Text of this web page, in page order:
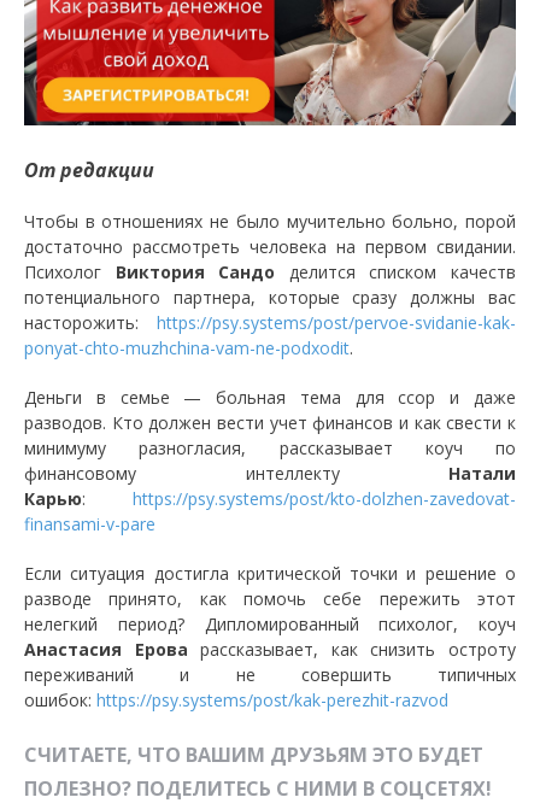
От редакции
Чтобы в отношениях не было мучительно больно, порой
достаточно рассмотреть человека на первом свидании.
Психолог Виктория Сандо делится списком качеств
потенциального партнера, которые сразу должны вас
насторожить: https://psy.systems/post/pervoe-svidanie-kak-
ponyat-chto-muzhchina-vam-ne-podxodit.
Деньги в семье — больная тема для ссор и даже
разводов. Кто должен вести учет финансов и как свести к
минимуму разногласия, рассказывает коуч по
финансовому интеллекту Натали
Карью: https://psy.systems/post/kto-dolzhen-zavedovat-
finansami-v-pare
Если ситуация достигла критической точки и решение о
разводе принято, как помочь себе пережить этот
нелегкий период? Дипломированный психолог, коуч
Анастасия Ерова рассказывает, как снизить остроту
переживаний и не совершить типичных
ошибок: https://psy.systems/post/kak-perezhit-razvod
СЧИТАЕТЕ, ЧТО ВАШИМ ДРУЗЬЯМ ЭТО БУДЕТ
ПОЛЕЗНО? ПОДЕЛИТЕСЬ С НИМИ В СОЦСЕТЯХ!